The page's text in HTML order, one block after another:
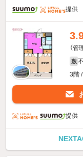
提供
（管
敷
3階
提供